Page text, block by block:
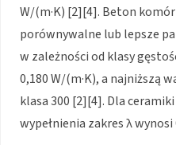
W/(m·K) [2][4]. Beton
porównywalne lub lepsze
w zależności od klasy
0,180 W/(m·K), a najniższą
klasa 300 [2][4]. Dla
wypełnienia zakres λ wynosi